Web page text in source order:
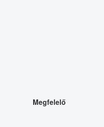
Megfelelő